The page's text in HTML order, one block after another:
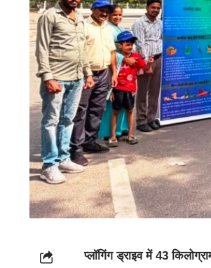
प्लॉगिंग ड्राइव में 43